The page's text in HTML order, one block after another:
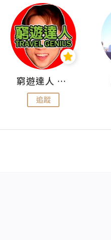
窮遊達人 Mr.TravelGenius
追蹤